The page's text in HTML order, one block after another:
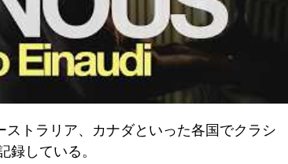
トラリア、カナダといった各国でクラシ
している。